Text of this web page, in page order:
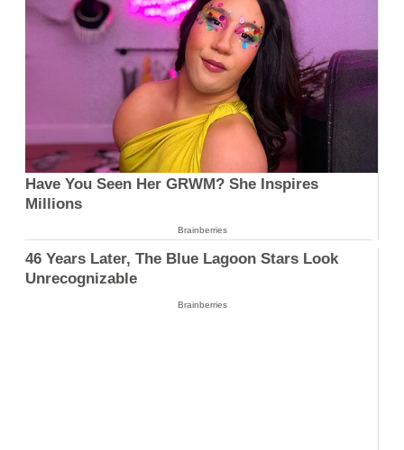
Have You Seen Her GRWM? She Inspires
Millions
Brainberries
46 Years Later, The Blue Lagoon Stars Look
Unrecognizable
Brainberries